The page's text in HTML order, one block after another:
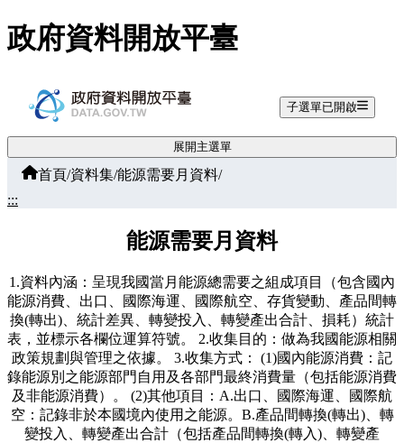
跳至主要內容
政府資料開放平臺
子選單已開啟
展開主選單
首頁/資料集/能源需要月資料/
:::
能源需要月資料
1.資料內涵：呈現我國當月能源總需要之組成項目（包含國內
能源消費、出口、國際海運、國際航空、存貨變動、產品間轉
換(轉出)、統計差異、轉變投入、轉變產出合計、損耗）統計
表，並標示各欄位運算符號。 2.收集目的：做為我國能源相關
政策規劃與管理之依據。 3.收集方式： (1)國內能源消費：記
錄能源別之能源部門自用及各部門最終消費量（包括能源消費
及非能源消費）。 (2)其他項目：A.出口、國際海運、國際航
空：記錄非於本國境內使用之能源。B.產品間轉換(轉出)、轉
變投入、轉變產出合計（包括產品間轉換(轉入)、轉變產